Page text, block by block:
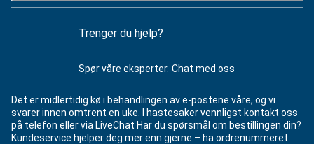
Trenger du hjelp?
Spør våre eksperter. Chat med oss
Det er midlertidig kø i behandlingen av e-postene våre, og vi
svarer innen omtrent en uke. I hastesaker vennligst kontakt oss
på telefon eller via LiveChat Har du spørsmål om bestillingen din?
Kundeservice hjelper deg mer enn gjerne – ha ordrenummeret